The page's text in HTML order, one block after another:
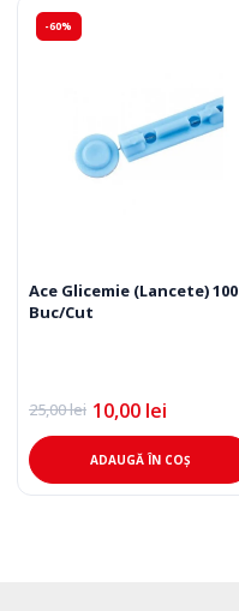
-60%
Ace Glicemie (Lancete) 100
Buc/Cut
25,00lei
Prețul
inițial
a
fost:
25,00 lei.
10,00 lei
Prețul
curent
este:
10,00 lei.
ADAUGĂ ÎN COȘ